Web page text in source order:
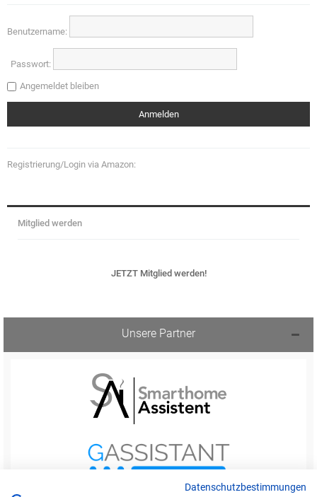
Benutzername:
Passwort:
Angemeldet bleiben
Registrierung/Login via Amazon:
Mitglied werden
JETZT Mitglied werden!
Unsere Partner
Datenschutzbestimmungen